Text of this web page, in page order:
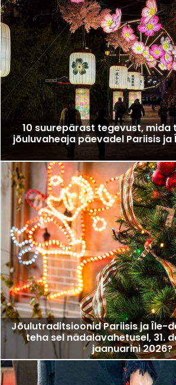
10 suurepärast tegevust, mida
jõuluvaheaja päevadel Pariisis
Jõulutraditsioonid Pariisis ja Île-
teha sel nädalavahetusel, 31.
jaanuarini 2026?